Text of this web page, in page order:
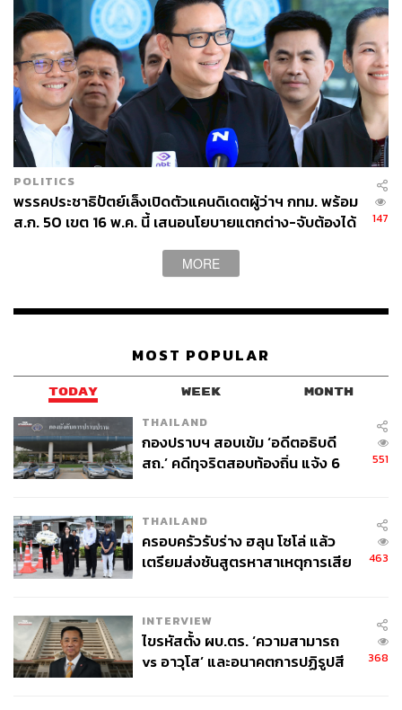
POLITICS
พรรคประชาธิปัตย์เล็งเปิดตัวแคนดิเดตผู้ว่าฯ กทม. พร้อม
ส.ก. 50 เขต 16 พ.ค. นี้ เสนอนโยบายแตกต่าง-จับต้องได้
147
MORE
MOST POPULAR
TODAY WEEK MONTH
THAILAND
กองปราบฯ สอบเข้ม ‘อดีตอธิบดี
สถ.’ คดีทุจริตสอบท้องถิ่น แจ้ง 6
551
THAILAND
ครอบครัวรับร่าง ฮลุน โซโล่ แล้ว
เตรียมส่งชันสูตรหาสาเหตุการเสีย
463
INTERVIEW
ไขรหัสตั้ง ผบ.ตร. ‘ความสามารถ
vs อาวุโส’ และอนาคตการปฏิรูปสี
368